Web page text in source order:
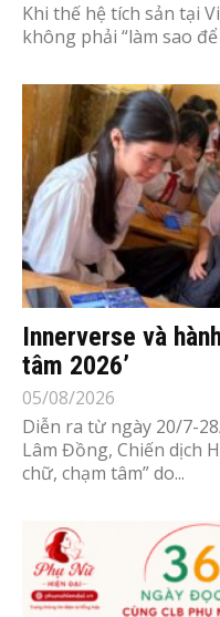
Khi thế hệ tích sản tại
không phải “làm sao
Innerverse và
tâm 2026’
05/08/2026
Diễn ra từ ngày 20/7-
Lâm Đồng, Chiến dịch
chữ, chạm tâm” do...